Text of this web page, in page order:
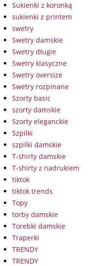
Sukienki z koronką
sukienki z printem
swetry
Swetry damskie
Swetry długie
Swetry klasyczne
Swetry oversize
Swetry rozpinane
Szorty basic
szorty damskie
Szorty eleganckie
Szpilki
szpilki damskie
T-shirty damskie
T-shirty z nadrukiem
tiktok
tiktok trends
Topy
torby damskie
Torebki damskie
Traperki
TRENDY
TRENDY